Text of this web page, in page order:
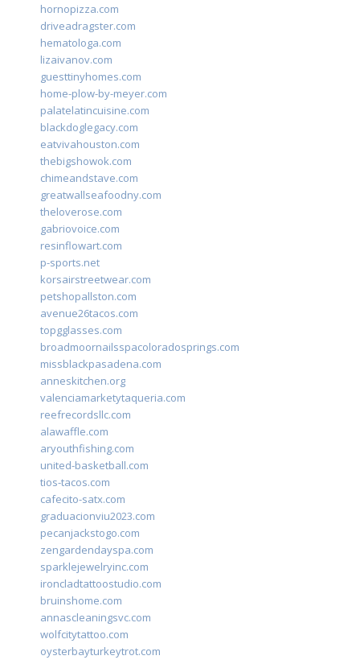
hornopizza.com
driveadragster.com
hematologa.com
lizaivanov.com
guesttinyhomes.com
home-plow-by-meyer.com
palatelatincuisine.com
blackdoglegacy.com
eatvivahouston.com
thebigshowok.com
chimeandstave.com
greatwallseafoodny.com
theloverose.com
gabriovoice.com
resinflowart.com
p-sports.net
korsairstreetwear.com
petshopallston.com
avenue26tacos.com
topgglasses.com
broadmoornailsspacoloradosprings.com
missblackpasadena.com
anneskitchen.org
valenciamarketytaqueria.com
reefrecordsllc.com
alawaffle.com
aryouthfishing.com
united-basketball.com
tios-tacos.com
cafecito-satx.com
graduacionviu2023.com
pecanjackstogo.com
zengardendayspa.com
sparklejewelryinc.com
ironcladtattoostudio.com
bruinshome.com
annascleaningsvc.com
wolfcitytattoo.com
oysterbayturkeytrot.com